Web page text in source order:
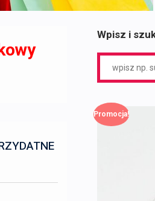
Wpisz i
Promocja!